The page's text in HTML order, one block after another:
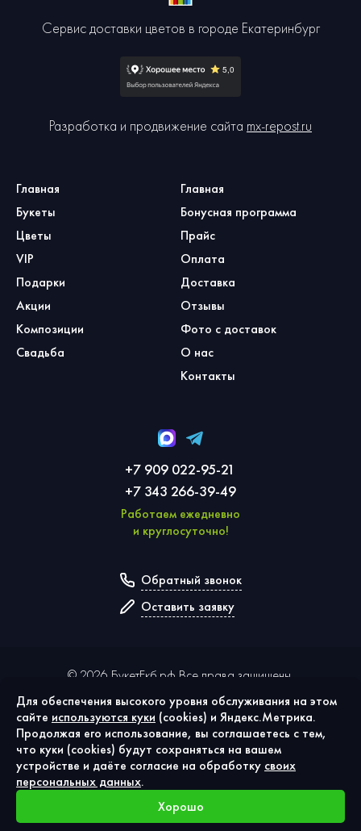
Главная
Букеты
Цветы
VIP
Подарки
Акции
Композиции
Свадьба
Главная
Бонусная программа
Прайс
Оплата
Доставка
Отзывы
Фото с доставок
О нас
Контакты
Сервис доставки цветов в городе Екатеринбург
Разработка и продвижение сайта mx-repost.ru
+7 909 022-95-21
+7 343 266-39-49
Работаем ежедневно
и круглосуточно!
Обратный звонок
Оставить заявку
© 2026 БукетЕкб.рф Все права защищены.
Политика конфиденциальности
Публичная оферта
Согласие на обработку персональных данных
Использование cookies
Для обеспечения высокого уровня обслуживания на этом
сайте используются куки (cookies) и Яндекс.Метрика.
Продолжая его использование, вы соглашаетесь с тем,
что куки (cookies) будут сохраняться на вашем
устройстве и даёте согласие на обработку своих
персональных данных.
Хорошо